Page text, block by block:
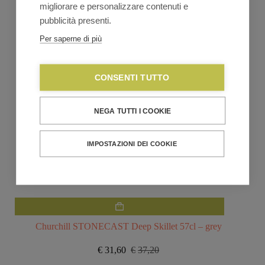
Churchill STONECAST Deep Skillet 57cl – grey
€ 37,20
Il
€ 31,60 Il
migliorare e personalizzare contenuti e
pubblicità presenti.
Per saperne di più
CONSENTI TUTTO
NEGA TUTTI I COOKIE
IMPOSTAZIONI DEI COOKIE